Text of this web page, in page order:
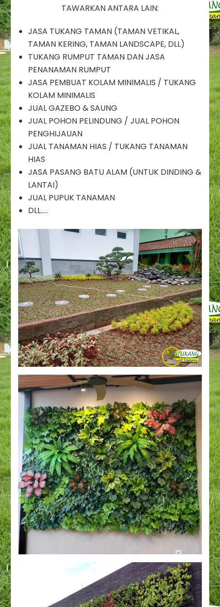
Kedoya
Jasa
Dekorasi
Taman
Kedoya
/
Jasa
Renovasi
Taman
/
Jasa
Pembuatan
TAWARKAN ANTARA LAIN:
JASA TUKANG TAMAN (TAMAN VETIKAL,
TAMAN KERING, TAMAN LANDSCAPE, DLL)
TUKANG RUMPUT TAMAN DAN JASA
PENANAMAN RUMPUT
JASA PEMBUAT KOLAM MINIMALIS / TUKANG
KOLAM MINIMALIS
JUAL GAZEBO & SAUNG
JUAL POHON PELINDUNG / JUAL POHON
PENGHIJAUAN
JUAL TANAMAN HIAS / TUKANG TANAMAN
HIAS
JASA PASANG BATU ALAM (UNTUK DINDING &
LANTAI)
JUAL PUPUK TANAMAN
DLL…..